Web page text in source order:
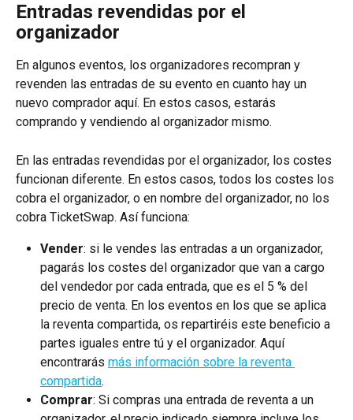
Entradas revendidas por el
organizador
En algunos eventos, los organizadores recompran y
revenden las entradas de su evento en cuanto hay un
nuevo comprador aquí. En estos casos, estarás
comprando y vendiendo al organizador mismo.
En las entradas revendidas por el organizador, los costes
funcionan diferente. En estos casos, todos los costes los
cobra el organizador, o en nombre del organizador, no los
cobra TicketSwap. Así funciona:
Vender: si le vendes las entradas a un organizador,
pagarás los costes del organizador que van a cargo
del vendedor por cada entrada, que es el 5 % del
precio de venta. En los eventos en los que se aplica
la reventa compartida, os repartiréis este beneficio a
partes iguales entre tú y el organizador. Aquí
encontrarás más información sobre la reventa
compartida.
Comprar: Si compras una entrada de reventa a un